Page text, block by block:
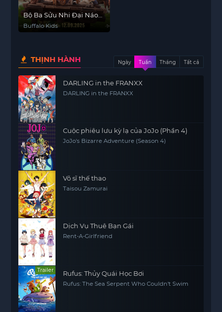
Bộ Ba Sửu Nhi Đại Náo
Mỏ Vàng
Buffalo Kids
THỊNH HÀNH Ngày Tuần Tháng Tất cả
DARLING in the FRANXX
DARLING in the FRANXX
Cuộc phiêu lưu kỳ lạ của JoJo (Phần 4)
JoJo's Bizarre Adventure (Season 4)
Võ sĩ thế thao
Taisou Zamurai
Dịch Vụ Thuê Bạn Gái
Rent-A-Girlfriend
Trailer Rufus: Thủy Quái Học Bơi
Rufus: The Sea Serpent Who Couldn't Swim